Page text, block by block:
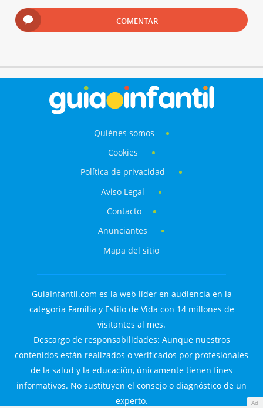
COMENTAR
Ad
Quiénes somos
Cookies
Política de privacidad
Aviso Legal
Contacto
Anunciantes
Mapa del sitio
GuiaInfantil.com es la web líder en audiencia en la
categoría Familia y Estilo de Vida con 14 millones de
visitantes al mes.
Descargo de responsabilidades: Aunque nuestros
contenidos están realizados o verificados por profesionales
de la salud y la educación, únicamente tienen fines
informativos. No sustituyen el consejo o diagnóstico de un
experto.